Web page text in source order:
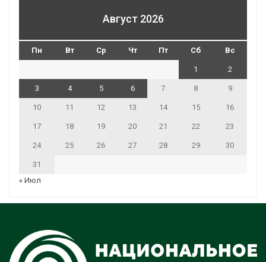
Август 2026
Пн Вт Ср Чт Пт Сб Вс
1 2
3 4 5 6 7 8 9
10 11 12 13 14 15 16
17 18 19 20 21 22 23
24 25 26 27 28 29 30
31
« Июл